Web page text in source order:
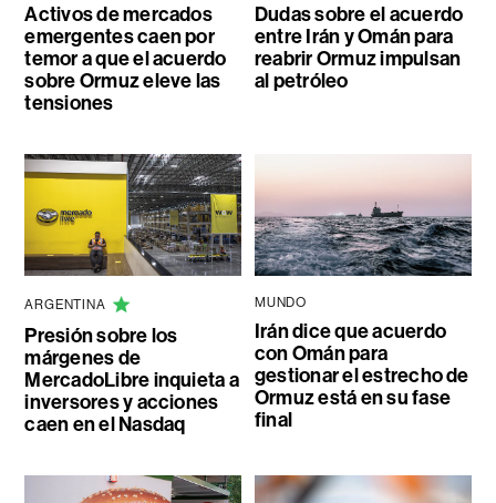
Activos de mercados
emergentes caen por
temor a que el acuerdo
sobre Ormuz eleve las
tensiones
Dudas sobre el acuerdo
entre Irán y Omán para
reabrir Ormuz impulsan
al petróleo
ARGENTINA
Presión sobre los
márgenes de
MercadoLibre inquieta a
inversores y acciones
caen en el Nasdaq
MUNDO
Irán dice que acuerdo
con Omán para
gestionar el estrecho de
Ormuz está en su fase
final